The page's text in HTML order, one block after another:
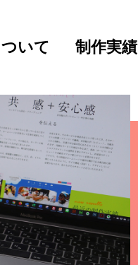
いて 制作実績